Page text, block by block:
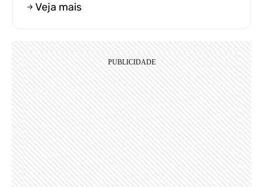
Veja mais